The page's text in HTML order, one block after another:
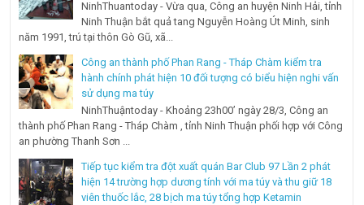
NinhThuantoday - Vừa qua, Công an huyện Ninh Hải, tỉnh
Ninh Thuận bắt quả tang Nguyễn Hoàng Út Minh, sinh
năm 1991, trú tại thôn Gò Gũ, xã...
Công an thành phố Phan Rang - Tháp Chàm kiểm tra
hành chính phát hiện 10 đối tượng có biểu hiện nghi vấn
sử dụng ma túy
NinhThuậntoday - Khoảng 23h00’ ngày 28/3, Công an
thành phố Phan Rang - Tháp Chàm , tỉnh Ninh Thuận phối hợp với Công
an phường Thanh Sơn ...
Tiếp tục kiểm tra đột xuất quán Bar Club 97 Lần 2 phát
hiện 14 trường hợp dương tính với ma túy và thu giữ 18
viên thuốc lắc, 28 bịch ma túy tổng hợp Ketamin